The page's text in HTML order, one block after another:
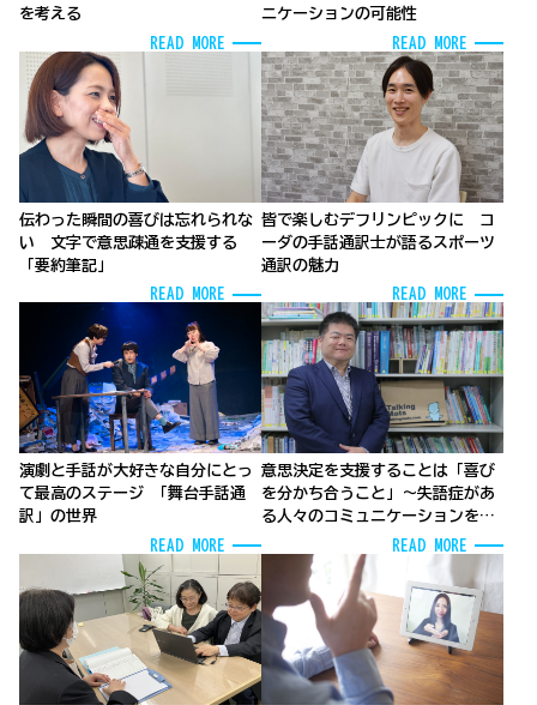
を考える
READ MORE
ニケーションの可能性
READ MORE
伝わった瞬間の喜びは忘れられな
い 文字で意思疎通を支援する
「要約筆記」
READ MORE
皆で楽しむデフリンピックに コ
ーダの手話通訳士が語るスポーツ
通訳の魅力
READ MORE
演劇と手話が大好きな自分にとっ
て最高のステージ 「舞台手話通
訳」の世界
READ MORE
意思決定を支援することは「喜び
を分かち合うこと」～失語症があ
る人々のコミュニケーションを支
READ MORE